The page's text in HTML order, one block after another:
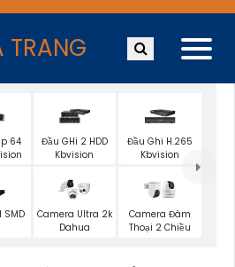
TRANG
64
Đầu GHi 2 HDD
Kbvision
Đầu Ghi H.265
Kbvision
SMD
Camera Ultra 2k
Dahua
Camera Đàm
Thoại 2 Chiều